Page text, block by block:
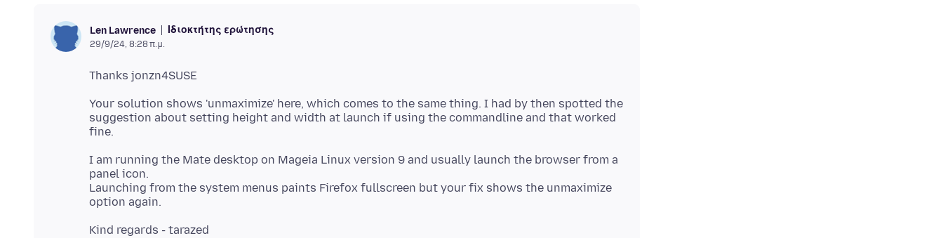
Len Lawrence Ιδιοκτήτης ερώτησης
29/9/24, 8:28 π.μ.
Your solution shows 'unmaximize' here, which comes to the same thing. I had by then spotted the
suggestion about setting height and width at launch if using the commandline and that worked
I am running the Mate desktop on Mageia Linux version 9 and usually launch the browser from a
panel icon.
Launching from the system menus paints Firefox fullscreen but your fix shows the unmaximize